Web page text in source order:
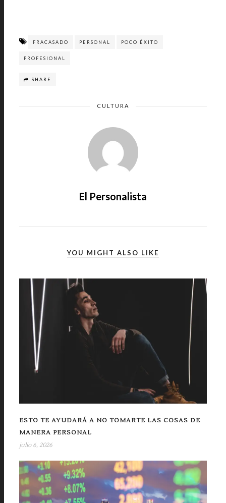
FRACASADO PERSONAL POCO ÉXITO
PROFESIONAL
SHARE
CULTURA
El Personalista
YOU MIGHT ALSO LIKE
ESTO TE AYUDARÁ A NO TOMARTE LAS COSAS DE
MANERA PERSONAL
julio 6, 2026